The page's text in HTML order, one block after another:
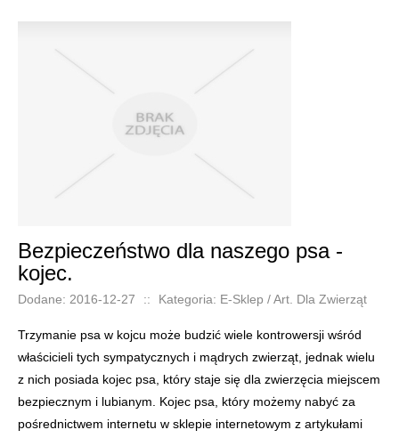
Bezpieczeństwo dla naszego psa -
kojec.
Dodane: 2016-12-27 :: Kategoria: E-Sklep / Art. Dla Zwierząt
Trzymanie psa w kojcu może budzić wiele kontrowersji wśród
właścicieli tych sympatycznych i mądrych zwierząt, jednak wielu
z nich posiada kojec psa, który staje się dla zwierzęcia miejscem
bezpiecznym i lubianym. Kojec psa, który możemy nabyć za
pośrednictwem internetu w sklepie internetowym z artykułami